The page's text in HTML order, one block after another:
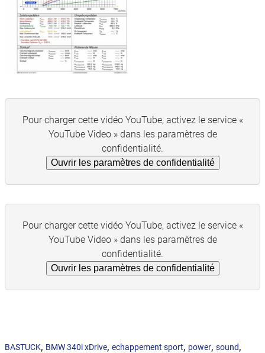
Pour charger cette vidéo YouTube, activez le service «
YouTube Video » dans les paramètres de
confidentialité.
Ouvrir les paramètres de confidentialité
Pour charger cette vidéo YouTube, activez le service «
YouTube Video » dans les paramètres de
confidentialité.
Ouvrir les paramètres de confidentialité
BASTUCK, BMW 340i xDrive, echappement sport, power, sound,